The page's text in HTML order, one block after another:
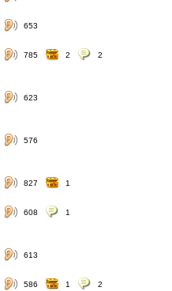
653
785 2 2
623
576
827 1
608 1
613
586 1 2